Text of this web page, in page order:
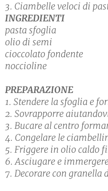
3. Ciambelle veloci di
INGREDIENTI
pasta sfoglia
olio di semi
cioccolato fondente
noccioline
PREPARAZIONE
1. Stendere la sfoglia e
2. Sovrapporre
3. Bucare al centro
4. Congelare le
5. Friggere in olio caldo
6. Asciugare e
7. Decorare con granella